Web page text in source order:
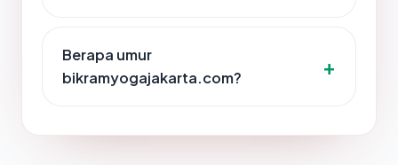
Berapa umur
bikramyogajakarta.com?